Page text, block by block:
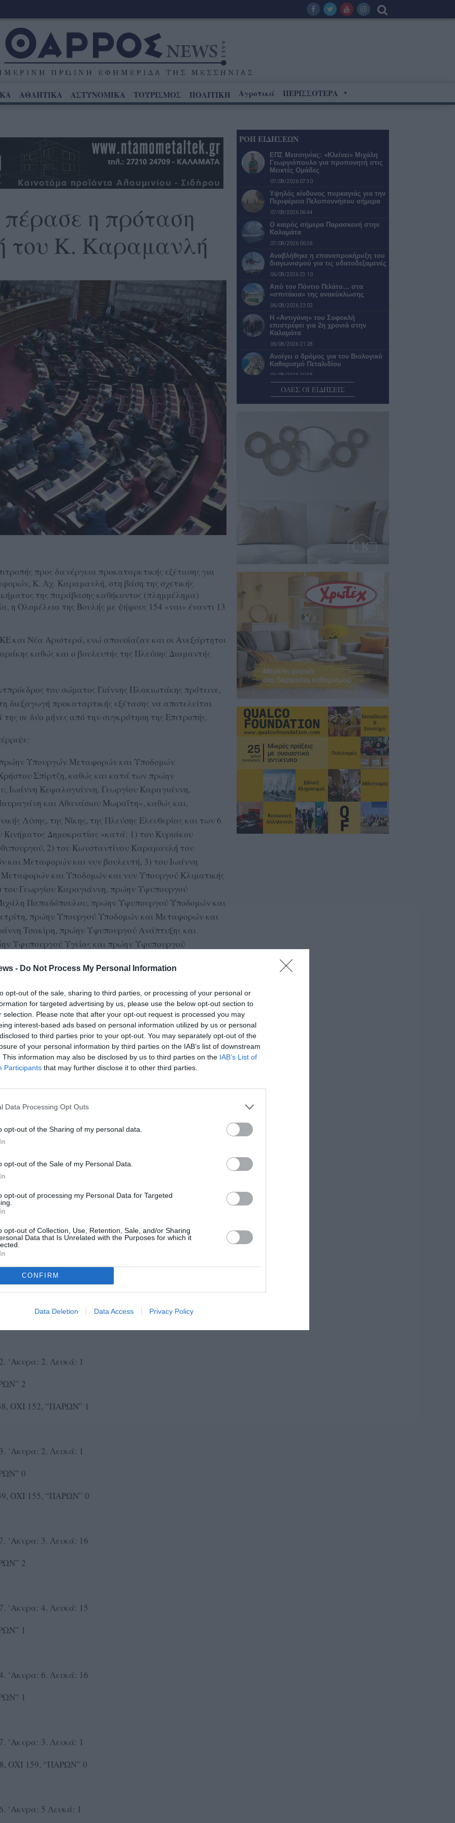
- Do Not Process My Personal Information
opt-out of the sale, sharing to third parties, or processing of your personal or
for targeted advertising by us, please use the below opt-out section to
selection. Please note that after your opt-out request is processed you may
interest-based ads based on personal information utilized by us or personal
to third parties prior to your opt-out. You may separately opt-out of the
of your personal information by third parties on the IAB’s list of downstream
This information may also be disclosed by us to third parties on the IAB’s List of
Participants that may further disclose it to other third parties.
Data Processing Opt Outs
opt-out of the Sharing of my personal data.
opt-out of the Sale of my Personal Data.
opt-out of processing my Personal Data for Targeted
opt-out of Collection, Use, Retention, Sale, and/or Sharing
Data that Is Unrelated with the Purposes for which it
CONFIRM
Data Deletion Data Access Privacy Policy
ΑΘΛΗΤΙΚΑ ΑΣΤΥΝΟΜΙΚΑ ΤΟΥΡΙΣΜΟΣ ΠΟΛΙΤΙΚΗ Αγροτικά ΠΕΡΙΣΣΟΤΕΡΑ
η πρόταση
του Κ. Καραμανλή
προς διενέργεια προκαταρκτικής εξέτασης για
Κ. Αχ. Καραμανλή, στη βάση της σχετικής
της παράβασης καθήκοντος (πλημμέλημα)
η Ολομέλεια της Βουλής με ψήφους 154 «ναι» έναντι 13
και Νέα Αριστερά, ενώ απουσίαζαν και οι Ανεξάρτητοι
καθώς και ο βουλευτής της Πλεύσης Διαμαντής
του σώματος Γιάννης Πλακιωτάκης πρότεινε,
διεξαγωγή προκαταρτικής εξέτασης να αποτελείται
σε δύο μήνες από την συγκρότηση της Επιτροπής.
Υπουργών Μεταφορών και Υποδομών
Σπίρτζη, καθώς και κατά των πρώην
Κεφαλογιάννη, Γεωργίου Καραγιάννη,
και Αθανάσιου Μωραΐτη», καθώς και,
Λύσης, της Νίκης, της Πλεύσης Ελευθερίας και των 6
Δημοκρατίας «κατά: 1) του Κυριάκου
2) του Κωνσταντίνου Καραμανλή του
Μεταφορών και νυν βουλευτή, 3) του Ιωάννη
και Υποδομών και νυν Υπουργού Κλιματικής
του Γεωργίου Καραγιάννη, πρώην Υφυπουργού
Παπαδόπουλου, πρώην Υφυπουργού Υποδομών και
πρώην Υπουργού Υποδομών και Μεταφορών και
Τσακίρη, πρώην Υφυπουργού Ανάπτυξης και
Υφυπουργού Υγείας και πρώην Υφυπουργού
Πλεύρη, πρώην Υπουργού Υγείας και νυν
Δημοκρατίας, 10) του Νικολάου Παπαθανάση, πρώην
νυν Αναπληρωτή Υπουργού Εθνικής Οικονομίας και
πρώην Υπουργού Υποδομών και Μεταφορών».
‘Ακυρα: 3 Λευκά: 1
0
, ΟΧΙ 150, “ΠΑΡΩΝ” 0
‘Ακυρα: 6. Λευκά: 1
0
ΟΧΙ 154, “ΠΑΡΩΝ” 0
‘Ακυρα: 3. Λευκά: 2
0
ΟΧΙ 153, “ΠΑΡΩΝ” 0
‘Ακυρα: 2. Λευκά: 1
2
ΟΧΙ 152, “ΠΑΡΩΝ” 1
‘Ακυρα: 2. Λευκά: 1
0
ΟΧΙ 155, “ΠΑΡΩΝ” 0
‘Ακυρα: 3. Λευκά: 16
2
‘Ακυρα: 4. Λευκά: 15
1
‘Ακυρα: 6. Λευκά: 16
1
‘Ακυρα: 3. Λευκά: 1
ΟΧΙ 159, “ΠΑΡΩΝ” 0
‘Ακυρα: 5 Λευκά: 1
ΡΟΗ ΕΙΔΗΣΕΩΝ
ΕΠΣ Μεσσηνίας: «Κλείνει» Μιχάλη
Γεωργιόπουλο για προπονητή στις
Μεικτές Ομάδες
07/08/2026 07:30
Υψηλός κίνδυνος πυρκαγιάς για την
Περιφέρεια Πελοποννήσου σήμερα
07/08/2026 06:44
Ο καιρός σήμερα Παρασκευή στην
Καλαμάτα
07/08/2026 06:38
Αναβλήθηκε η επαναπροκήρυξη του
διαγωνισμού για τις υδατοδεξαμενές
06/08/2026 23:10
Από τον Πόντιο Πιλάτο… στα
«σπιτάκια» της ανακύκλωσης
06/08/2026 22:02
Η «Αντιγόνη» του Σοφοκλή
επιστρέφει για 2η χρονιά στην
Καλαμάτα
06/08/2026 21:28
Ανοίγει ο δρόμος για τον Βιολογικό
Καθαρισμό Πεταλιδίου
06/08/2026 20:58
Ενεργοποιείται χρηματοδοτικό
εργαλείο 9 εκατ. ευρώ για
αναβάθμιση του οδικού…
Βάσω Σέλβη: Η θεραπευτική δύναμη
της σχέσης ανθρώπου και ζώου
06/08/2026 20:00
ΟΛΕΣ ΟΙ ΕΙΔΗΣΕΙΣ